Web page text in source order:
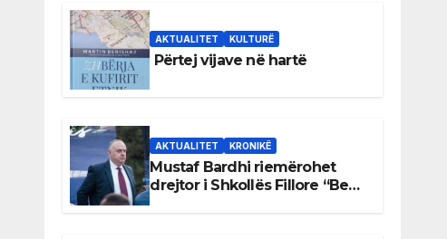
AKTUALITET KULTURË
Përtej vijave në hartë
AKTUALITET KRONIKË
Mustaf Bardhi riemërohet
drejtor i Shkollës Fillore “Bedri